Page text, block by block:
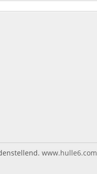
www.hulle6.com